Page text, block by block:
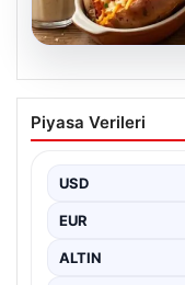
06.08.2026
Tartıdaki
Sağlıklı ve
rahatsızlık hissi
açısından…
Piyasa Verileri
USD
EUR
ALTIN